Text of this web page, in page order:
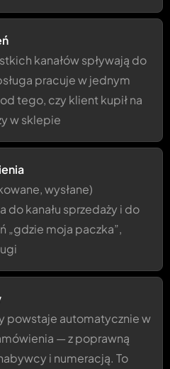
kanałów spływają do
pracuje w jednym
tego, czy klient kupił na
w sklepie
wysłane)
do kanału sprzedaży i do
„gdzie moja paczka”,
powstaje automatycznie w
— z poprawną
i numeracją. To